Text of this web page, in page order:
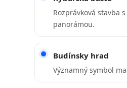
Rozprávková stavba
panorámou.
Budínsky hrad
Významný symbol